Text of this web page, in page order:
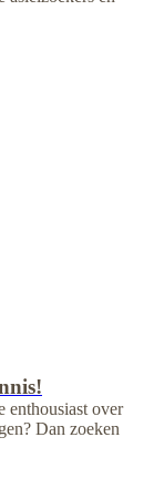
enthousiast over
Dan zoeken